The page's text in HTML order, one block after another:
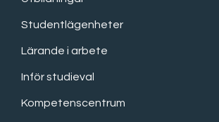
Studentlägenheter
Lärande i arbete
Inför studieval
Kompetenscentrum